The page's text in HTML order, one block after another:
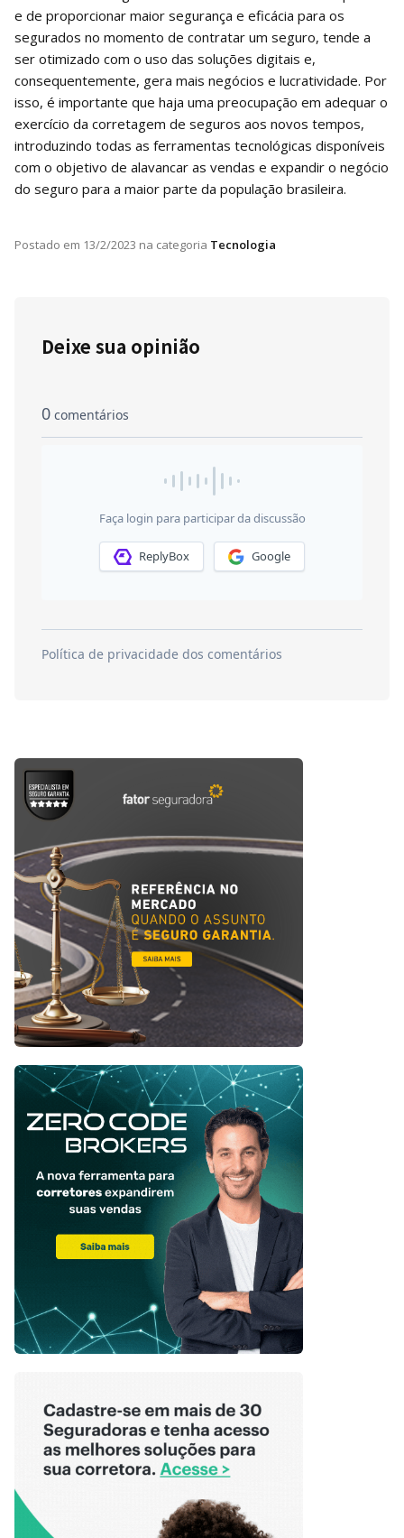
e de proporcionar maior segurança e eficácia para os
segurados no momento de contratar um seguro, tende a
ser otimizado com o uso das soluções digitais e,
consequentemente, gera mais negócios e lucratividade. Por
isso, é importante que haja uma preocupação em adequar o
exercício da corretagem de seguros aos novos tempos,
introduzindo todas as ferramentas tecnológicas disponíveis
com o objetivo de alavancar as vendas e expandir o negócio
do seguro para a maior parte da população brasileira.
Postado em 13/2/2023 na categoria Tecnologia
Deixe sua opinião